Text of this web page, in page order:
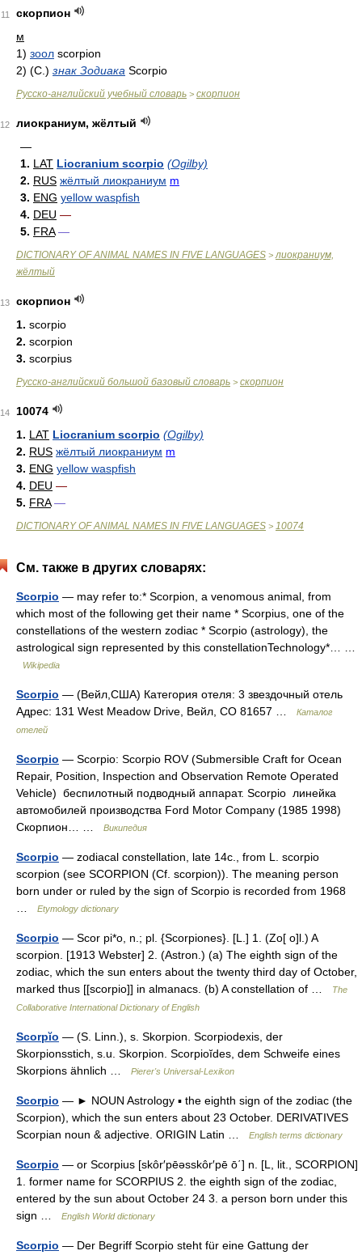
11
скорпион
м
1) зоол scorpion
2) (С.) знак Зодиака Scorpio
Русско-английский учебный словарь > скорпион
12
лиокраниум, жёлтый
—
1. LAT Liocranium scorpio (Ogilby)
2. RUS жёлтый лиокраниум m
3. ENG yellow waspfish
4. DEU —
5. FRA —
DICTIONARY OF ANIMAL NAMES IN FIVE LANGUAGES > лиокраниум,
жёлтый
13
скорпион
1. scorpio
2. scorpion
3. scorpius
Русско-английский большой базовый словарь > скорпион
14
10074
1. LAT Liocranium scorpio (Ogilby)
2. RUS жёлтый лиокраниум m
3. ENG yellow waspfish
4. DEU —
5. FRA —
DICTIONARY OF ANIMAL NAMES IN FIVE LANGUAGES > 10074
См. также в других словарях:
Scorpio — may refer to:* Scorpion, a venomous animal, from
which most of the following get their name * Scorpius, one of the
constellations of the western zodiac * Scorpio (astrology), the
astrological sign represented by this constellationTechnology*… …
Wikipedia
Scorpio — (Вейл,США) Категория отеля: 3 звездочный отель
Адрес: 131 West Meadow Drive, Вейл, CO 81657 …
Каталог
отелей
Scorpio — Scorpio: Scorpio ROV (Submersible Craft for Ocean
Repair, Position, Inspection and Observation Remote Operated
Vehicle) беспилотный подводный аппарат. Scorpio линейка
автомобилей производства Ford Motor Company (1985 1998)
Скорпион… …
Википедия
Scorpio — zodiacal constellation, late 14c., from L. scorpio
scorpion (see SCORPION (Cf. scorpion)). The meaning person
born under or ruled by the sign of Scorpio is recorded from 1968
Etymology dictionary
Scorpio — Scor pi*o, n.; pl. {Scorpiones}. [L.] 1. (Zo[ o]l.) A
scorpion. [1913 Webster] 2. (Astron.) (a) The eighth sign of the
zodiac, which the sun enters about the twenty third day of October,
marked thus [[scorpio]] in almanacs. (b) A constellation of …
The
Collaborative International Dictionary of English
Scorpĭo — (S. Linn.), s. Skorpion. Scorpiodexis, der
Skorpionsstich, s.u. Skorpion. Scorpioĭdes, dem Schweife eines
Skorpions ähnlich …
Pierer's Universal-Lexikon
Scorpio — ► NOUN Astrology ▪ the eighth sign of the zodiac (the
Scorpion), which the sun enters about 23 October. DERIVATIVES
Scorpian noun & adjective. ORIGIN Latin …
English terms dictionary
Scorpio — or Scorpius [skôr′pēəsskôr′pē ō΄] n. [L, lit., SCORPION]
1. former name for SCORPIUS 2. the eighth sign of the zodiac,
entered by the sun about October 24 3. a person born under this
sign …
English World dictionary
Scorpio — Der Begriff Scorpio steht für eine Gattung der